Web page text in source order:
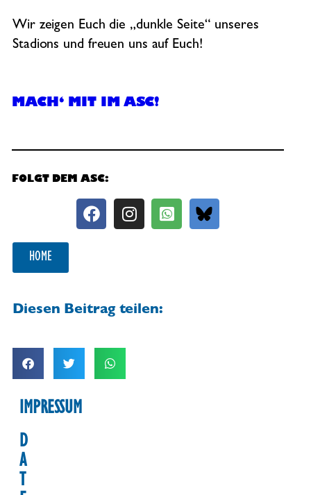
Wir zeigen Euch die „dunkle Seite“ unseres
Stadions und freuen uns auf Euch!
MACH‘ MIT IM ASC!
FOLGT DEM ASC:
HOME
Diesen Beitrag teilen:
IMPRESSUM
D
A
T